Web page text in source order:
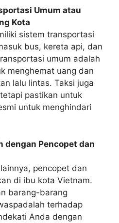
Umum atau
Kota
sistem transportasi
bus, kereta api, dan
umum adalah
menghemat uang dan
lalu lintas. Taksi juga
pastikan untuk
untuk menghindari
dengan Pencopet dan
pencopet dan
di ibu kota Vietnam.
barang-barang
terhadap
Anda dengan